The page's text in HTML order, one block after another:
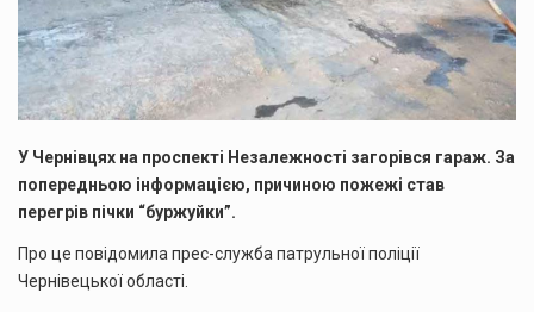
У Чернівцях на проспекті Незалежності загорівся гараж. За
попередньою інформацією, причиною пожежі став
перегрів пічки “буржуйки”.
Про це повідомила прес-служба патрульної поліції
Чернівецької області.